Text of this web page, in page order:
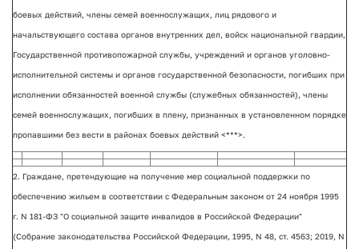
боевых действий, члены семей военнослужащих, лиц рядового и
начальствующего состава органов внутренних дел, войск национальной гвардии,
Государственной противопожарной службы, учреждений и органов уголовно-
исполнительной системы и органов государственной безопасности, погибших при
исполнении обязанностей военной службы (служебных обязанностей), члены
семей военнослужащих, погибших в плену, признанных в установленном порядке
пропавшими без вести в районах боевых действий <***>.
2. Граждане, претендующие на получение мер социальной поддержки по
обеспечению жильем в соответствии с Федеральным законом от 24 ноября 1995
г. N 181-ФЗ "О социальной защите инвалидов в Российской Федерации"
(Собрание законодательства Российской Федерации, 1995, N 48, ст. 4563; 2019, N